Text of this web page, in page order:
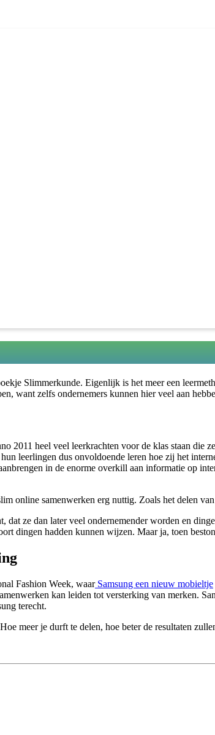
Slimmerkunde. Eigenlijk is het meer een
want zelfs ondernemers kunnen hier veel aan
2011 heel veel leerkrachten voor de klas staan die
leerlingen dus onvoldoende leren hoe zij het
in de enorme overkill aan informatie op
online samenwerken erg nuttig. Zoals het delen
dat ze dan later veel ondernemender worden en
dingen hadden kunnen wijzen. Maar ja, toen
Fashion Week, waarSamsung een nieuw mobieltje
kan leiden tot versterking van merken.
terecht.
meer je durft te delen, hoe beter de resultaten